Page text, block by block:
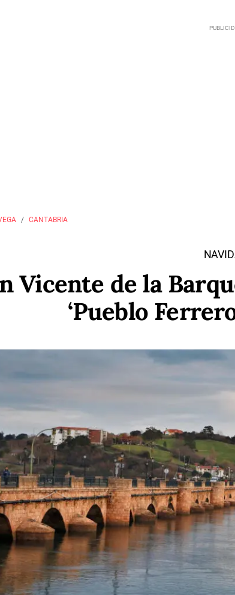
CANTABRIA
Vicente de la
‘Pueblo